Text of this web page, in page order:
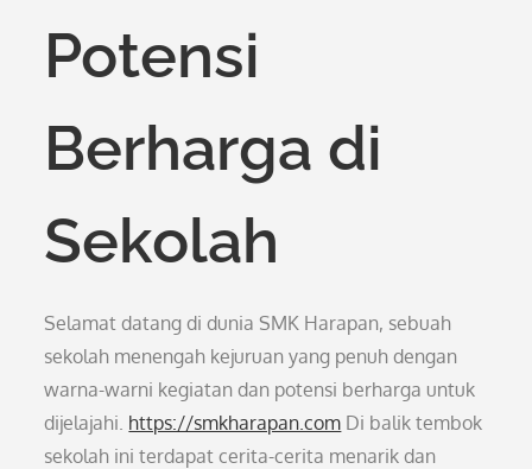
Potensi
Berharga di
Sekolah
Selamat datang di dunia SMK Harapan, sebuah
sekolah menengah kejuruan yang penuh dengan
warna-warni kegiatan dan potensi berharga untuk
dijelajahi. https://smkharapan.com Di balik tembok
sekolah ini terdapat cerita-cerita menarik dan